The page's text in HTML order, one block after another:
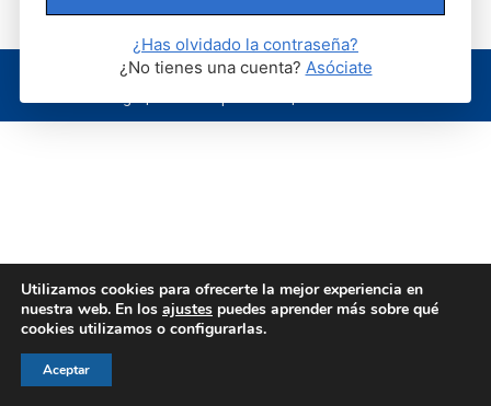
© AEGH - Todos los derechos reservados
Utilizamos cookies para ofrecerte la mejor experiencia en
nuestra web. En los ajustes puedes aprender más sobre qué
cookies utilizamos o configurarlas.
Aceptar
¿Has olvidado la contraseña?
¿No tienes una cuenta? Asóciate